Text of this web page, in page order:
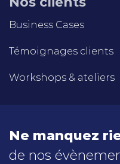
Business Cases
Témoignages clients
Workshops & ateliers
Ne manquez
de nos